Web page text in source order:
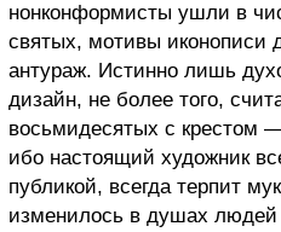
нонконформисты ушли в
святых, мотивы иконописи
антураж. Истинно лишь
дизайн, не более того,
восьмидесятых с крестом
ибо настоящий художник
публикой, всегда терпит
изменилось в душах